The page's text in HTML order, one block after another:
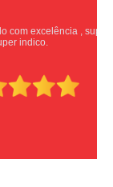
organizados.